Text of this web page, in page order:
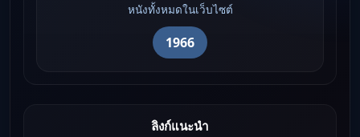
หนังทั้งหมดในเว็บไซต์
1966
ลิงก์แนะนำ